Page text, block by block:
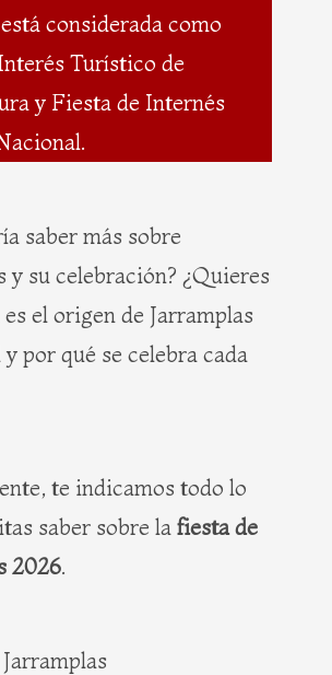
considerada como
Turístico de
y Fiesta de Internés
saber más sobre
y su celebración? ¿Quieres
el origen de Jarramplas
por qué se celebra cada
te indicamos todo lo
saber sobre la fiesta de
2026.